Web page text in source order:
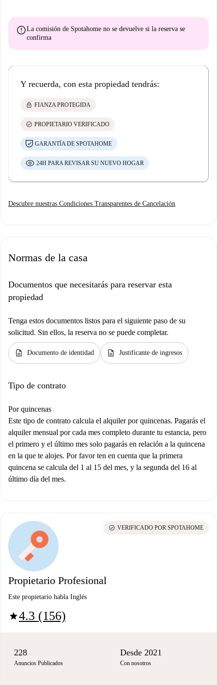
errorLa comisión de Spotahome no se devuelve si la reserva se
confirma
Y recuerda, con esta propiedad tendrás:
lock FIANZA PROTEGIDA
check_circle PROPIETARIO VERIFICADO
GARANTÍA DE SPOTAHOME
24H PARA REVISAR SU NUEVO HOGAR
Descubre nuestras Condiciones Transparentes de Cancelación
Normas de la casa
Documentos que necesitarás para reservar esta
propiedad
Tenga estos documentos listos para el siguiente paso de su
solicitud. Sin ellos, la reserva no se puede completar.
description Documento de identidad description Justificante de ingresos
Tipo de contrato
Por quincenas
Este tipo de contrato calcula el alquiler por quincenas. Pagarás el
alquiler mensual por cada mes completo durante tu estancia, pero
el primero y el último mes solo pagarás en relación a la quincena
en la que te alojes. Por favor ten en cuenta que la primera
quincena se calcula del 1 al 15 del mes, y la segunda del 16 al
último día del mes.
Propietario Profesional
Este propietario habla Inglés
star4.3 (156)
check_circle VERIFICADO POR SPOTAHOME
228
Anuncios Publicados
Desde 2021
Con nosotros